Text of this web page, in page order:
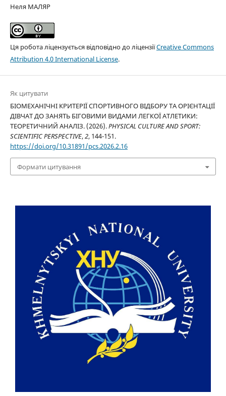
Неля МАЛЯР
Ця робота ліцензується відповідно до ліцензіїCreative Commons
Attribution 4.0 International License.
Як цитувати
БІОМЕХАНІЧНІ КРИТЕРІЇ СПОРТИВНОГО ВІДБОРУ ТА ОРІЄНТАЦІЇ
ДІВЧАТ ДО ЗАНЯТЬ БІГОВИМИ ВИДАМИ ЛЕГКОЇ АТЛЕТИКИ:
ТЕОРЕТИЧНИЙ АНАЛІЗ. (2026).PHYSICAL CULTURE AND SPORT:
SCIENTIFIC PERSPECTIVE,2, 144-151.
https://doi.org/10.31891/pcs.2026.2.16
Формати цитування